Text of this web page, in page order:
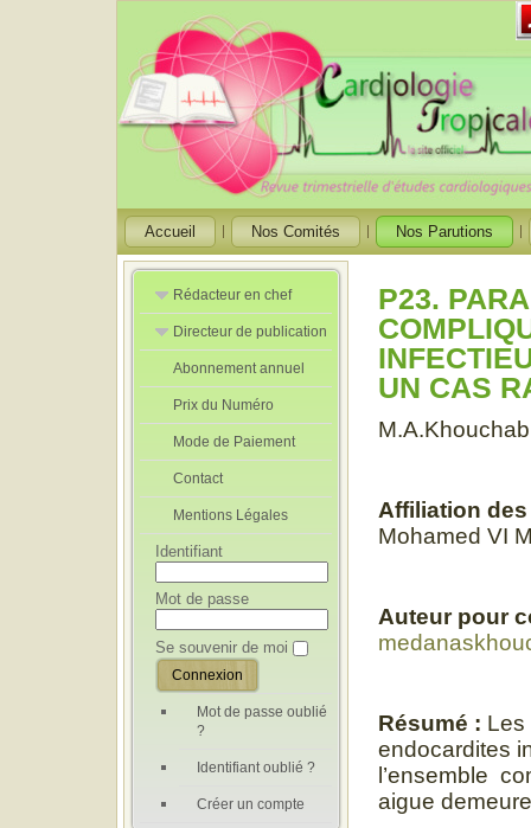
Accueil Nos Comités Nos Parutions
Rédacteur en chef
Rédacteurs en
Chef Adjoint
Directeur de publication
Directeur de
publication
adjoint
Abonnement annuel
Prix du Numéro
Mode de Paiement
Contact
Mentions Légales
Identifiant
Mot de passe
Se souvenir de moi
Mot de passe oublié
?
Identifiant oublié ?
Créer un compte
P23.
UN CAS
Affiliation
Mohamed VI
Auteur pour
Résumé : Les
endocardites
l’ensemble
aigue